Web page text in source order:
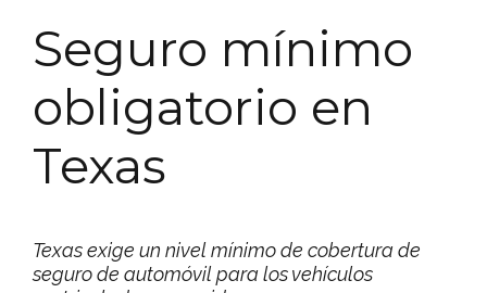
Seguro mínimo
obligatorio en
Texas
Texas exige un nivel mínimo de cobertura de
seguro de automóvil para los vehículos